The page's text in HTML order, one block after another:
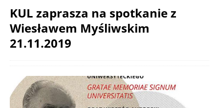
KUL zaprasza na spotkanie z
Wiesławem Myśliwskim
21.11.2019